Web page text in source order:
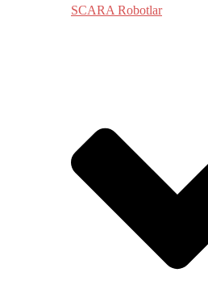
SCARA Robotlar